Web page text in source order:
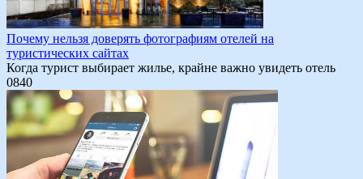
Почему нельзя доверять фотографиям отелей на
туристических сайтах
Когда турист выбирает жилье, крайне важно увидеть отель
0840